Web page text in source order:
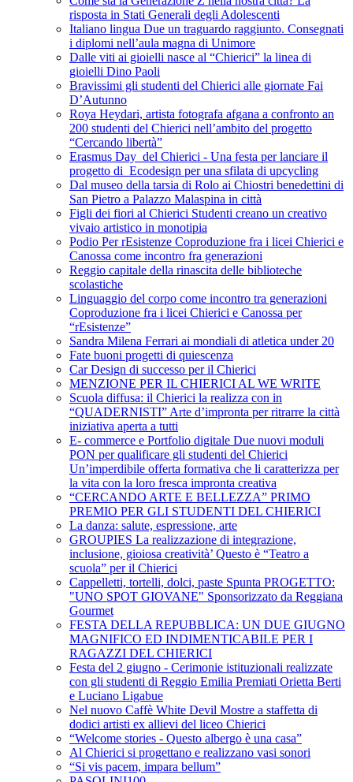
risposta in Stati Generali degli Adolescenti
Italiano lingua Due un traguardo raggiunto. Consegnati
i diplomi nell’aula magna di Unimore
Dalle viti ai gioielli nasce al “Chierici” la linea di
gioielli Dino Paoli
Bravissimi gli studenti del Chierici alle giornate Fai
D’Autunno
Roya Heydari, artista fotografa afgana a confronto an
200 studenti del Chierici nell’ambito del progetto
“Cercando libertà”
Erasmus Day del Chierici - Una festa per lanciare il
progetto di Ecodesign per una sfilata di upcycling
Dal museo della tarsia di Rolo ai Chiostri benedettini di
San Pietro a Palazzo Malaspina in città
Figli dei fiori al Chierici Studenti creano un creativo
vivaio artistico in monotipia
Podio Per rEsistenze Coproduzione fra i licei Chierici e
Canossa come incontro fra generazioni
Reggio capitale della rinascita delle biblioteche
scolastiche
Linguaggio del corpo come incontro tra generazioni
Coproduzione fra i licei Chierici e Canossa per
“rEsistenze”
Sandra Milena Ferrari ai mondiali di atletica under 20
Fate buoni progetti di quiescenza
Car Design di successo per il Chierici
MENZIONE PER IL CHIERICI AL WE WRITE
Scuola diffusa: il Chierici la realizza con in
“QUADERNISTI” Arte d’impronta per ritrarre la città
iniziativa aperta a tutti
E- commerce e Portfolio digitale Due nuovi moduli
PON per qualificare gli studenti del Chierici
Un’imperdibile offerta formativa che li caratterizza per
la vita con la loro fresca impronta creativa
“CERCANDO ARTE E BELLEZZA” PRIMO
PREMIO PER GLI STUDENTI DEL CHIERICI
La danza: salute, espressione, arte
GROUPIES La realizzazione di integrazione,
inclusione, gioiosa creatività’ Questo è “Teatro a
scuola” per il Chierici
Cappelletti, tortelli, dolci, paste Spunta PROGETTO:
"UNO SPOT GIOVANE" Sponsorizzato da Reggiana
Gourmet
FESTA DELLA REPUBBLICA: UN DUE GIUGNO
MAGNIFICO ED INDIMENTICABILE PER I
RAGAZZI DEL CHIERICI
Festa del 2 giugno - Cerimonie istituzionali realizzate
con gli studenti di Reggio Emilia Premiati Orietta Berti
e Luciano Ligabue
Nel nuovo Caffè White Devil Mostre a staffetta di
dodici artisti ex allievi del liceo Chierici
“Welcome stories - Questo albergo è una casa”
Al Chierici si progettano e realizzano vasi sonori
“Si vis pacem, impara bellum”